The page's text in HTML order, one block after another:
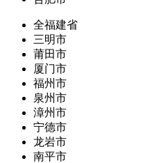
全福建省
三明市
莆田市
厦门市
福州市
泉州市
漳州市
宁德市
龙岩市
南平市